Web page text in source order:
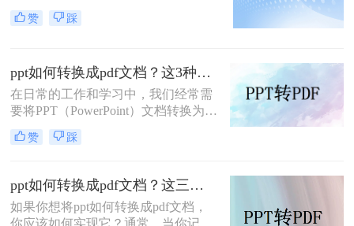
以便在不同设备和软件上保持一致的
排版和布局。PDF格式具有跨平台
如何转化PDF格式呢？下面将介绍三
种将PPT转化为PDF格式的方法，帮
助您轻松实现格式转换。
赞 踩
ppt如何转换成pdf文档？这3种方法，任你选择！
在日常的工作和学习中，我们经常需
要将PPT（PowerPoint）文档转换为
PDF格式，以便于分享、打印或确保
内容在不同设备上保持一致的展示效
不易被篡改等优点，因此成为了许多
场合下的首选格式。本文将详细介绍
PPT如何转换成PDF文档，帮助读者
赞 踩
ppt如何转换成pdf文档？这三种实用方法分享给你！
如果你想将ppt如何转换成pdf文档，
你应该如何实现它？通常，当你记录